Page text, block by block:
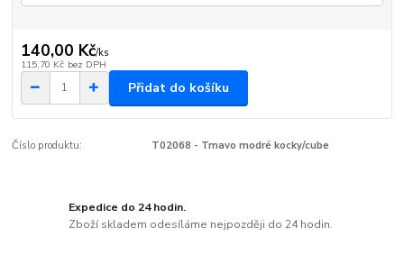
140,00 Kč/ks
115,70 Kč bez DPH
Přidat do košíku
Číslo produktu: T02068 - Tmavo modré kocky/cube
Expedice do 24 hodin.
Zboží skladem odesíláme nejpozději do 24 hodin.